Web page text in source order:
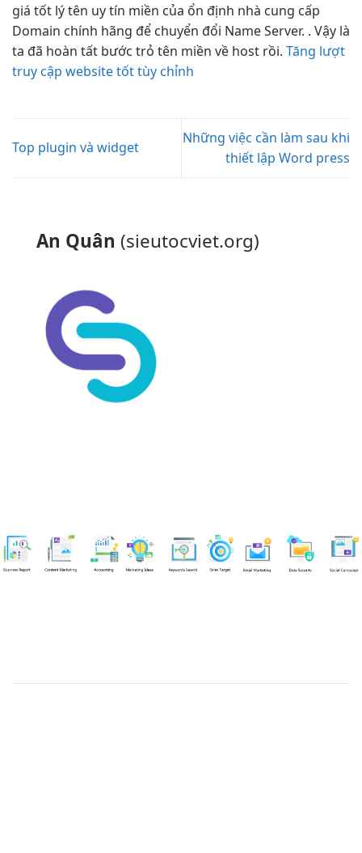
giá tốt lý tên uy tín miền của ổn định nhà cung cấp
Domain chính hãng để chuyển đổi Name Server. . Vậy là
ta đã hoàn tất bước trỏ tên miền về host rồi. Tăng lượt
truy cập website tốt tùy chỉnh
Top plugin và widget
Những việc cần làm sau khi
thiết lập Word press
An Quân (sieutocviet.org)